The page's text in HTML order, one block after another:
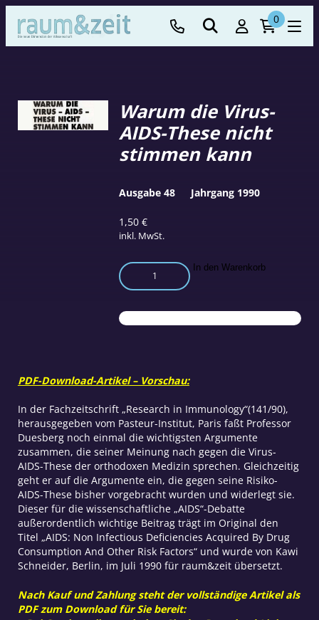
0
Warum die Virus-
AIDS-These nicht
stimmen kann
1,50€
inkl. MwSt.
Warum
die
AIDS-
These
Menge
In den Warenkorb
Ausgabe 48 Jahrgang 1990
PDF-Download-Artikel – Vorschau:
In der Fachzeitschrift „Research in Immunology“(141/90),
herausgegeben vom Pasteur-Institut, Paris faßt Professor
Duesberg noch einmal die wichtigsten Argumente
zusammen, die seiner Meinung nach gegen die Virus-
AIDS-These der orthodoxen Medizin sprechen. Gleichzeitig
geht er auf die Argumente ein, die gegen seine Risiko-
AIDS-These bisher vorgebracht wurden und widerlegt sie.
Dieser für die wissenschaftliche „AIDS“-Debatte
außerordentlich wichtige Beitrag trägt im Original den
Titel „AIDS: Non Infectious Deficiencies Acquired By Drug
Consumption And Other Risk Factors“ und wurde von Kawi
Schneider, Berlin, im Juli 1990 für raum&zeit übersetzt.
Nach Kauf und Zahlung steht der vollständige Artikel als
PDF zum Download für Sie bereit: